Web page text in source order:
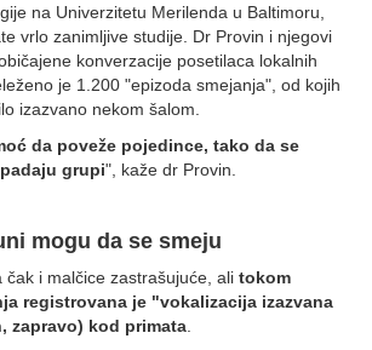
na Univerzitetu Merilenda u Baltimoru,
vrlo zanimljive studije. Dr Provin i njegovi
konverzacije posetilaca lokalnih
je 1.200 "epizoda smejanja", od kojih
izazvano nekom šalom.
da poveže pojedince, tako da se
grupi", kaže dr Provin.
mogu da se smeju
i malčice zastrašujuće, ali tokom
registrovana je "vokalizacija izazvana
zapravo) kod primata